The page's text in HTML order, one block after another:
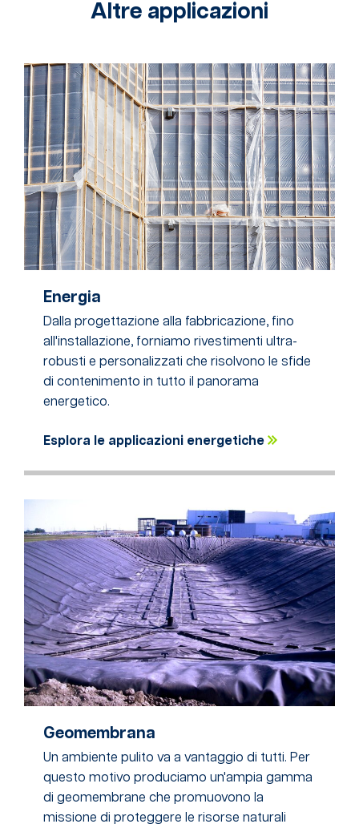
Altre applicazioni
Energia
Dalla progettazione alla fabbricazione, fino
all'installazione, forniamo rivestimenti ultra-
robusti e personalizzati che risolvono le sfide
di contenimento in tutto il panorama
energetico.
Esplora le applicazioni energetiche
Geomembrana
Un ambiente pulito va a vantaggio di tutti. Per
questo motivo produciamo un'ampia gamma
di geomembrane che promuovono la
missione di proteggere le risorse naturali